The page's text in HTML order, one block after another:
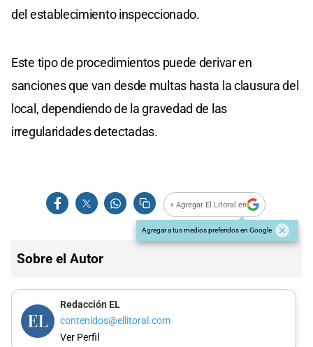
del establecimiento inspeccionado.
Este tipo de procedimientos puede derivar en
sanciones que van desde multas hasta la clausura del
local, dependiendo de la gravedad de las
irregularidades detectadas.
+ Agregar El Litoral en
Agregar a tus medios preferidos en Google
Sobre el Autor
Redacción EL
contenidos@ellitoral.com
Ver Perfil